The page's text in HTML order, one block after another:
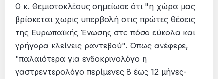
Ο κ. Θεμιστοκλέους σημείωσε ότι "η χώρα μας
βρίσκεται χωρίς υπερβολή στις πρώτες θέσεις
της Ευρωπαϊκής Ένωσης στο πόσο εύκολα και
γρήγορα κλείνεις ραντεβού". Όπως ανέφερε,
"παλαιότερα για ενδοκρινολόγο ή
γαστρεντερολόγο περίμενες 8 έως 12 μήνες-